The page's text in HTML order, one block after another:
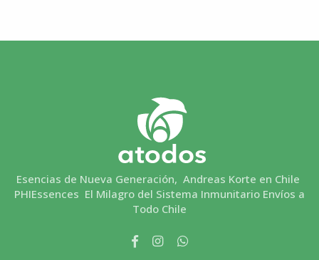
Esencias de Nueva Generación, Andreas Korte en Chile
PHIEssences El Milagro del Sistema Inmunitario Envíos a
Todo Chile